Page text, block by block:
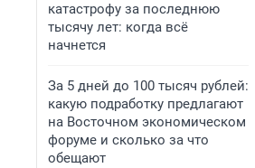
катастрофу за последнюю
тысячу лет: когда всё
начнется
За 5 дней до 100 тысяч рублей:
какую подработку предлагают
на Восточном экономическом
форуме и сколько за что
обещают